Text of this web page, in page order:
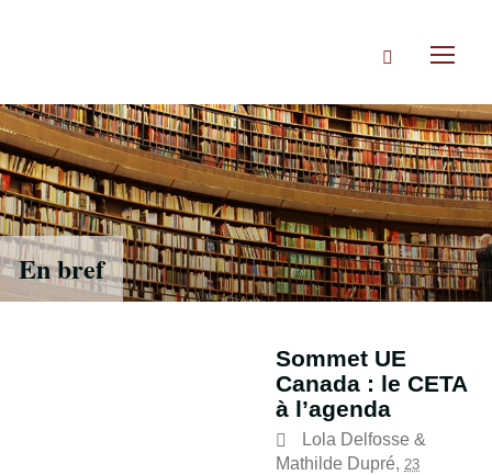
Rechercher
En bref
Sommet UE
Canada : le CETA
à l’agenda
Lola Delfosse &
Mathilde Dupré, 23